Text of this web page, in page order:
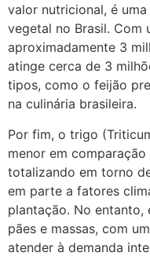
valor nutricional, é
vegetal no Brasil. Com
aproximadamente 3
atinge cerca de 3
tipos, como o feijão
na culinária brasileira.
Por fim, o trigo
menor em
totalizando em torno
em parte a fatores
plantação. No entanto,
pães e massas, com
atender à demanda